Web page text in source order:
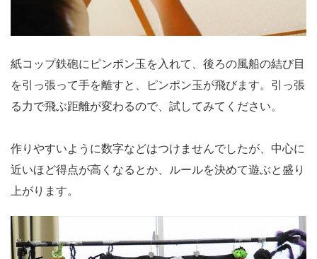
紙コップ鉄砲にピンポン玉を入れて、後ろの風船の結び目
を引っ張って手を離すと、ピンポン玉が飛びます。引っ張
る力で飛ぶ距離が変わるので、試してみてください。
作りやすいように数字などはつけませんでしたが、中心に
近いほど得点が高くなるとか、ルールを決めて遊ぶと盛り
上がります。